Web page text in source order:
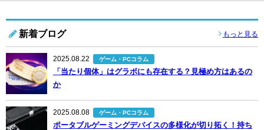
新着ブログ もっと見る
2025.08.22 ゲーム・PCコラム
「当たり個体」はグラボにも存在する？見極め方はあるの
か
2025.08.08 ゲーム・PCコラム
ポータブルゲーミングデバイスの多様化が切り拓く！持ち